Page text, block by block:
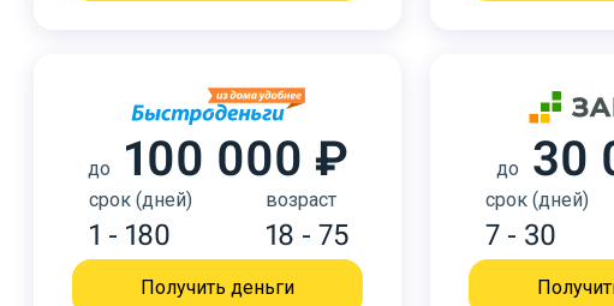
до 100 000 ₽
срок (дней)
1 - 180
возраст
18 - 75
Получить деньги
до 30
срок (дней)
7 - 30